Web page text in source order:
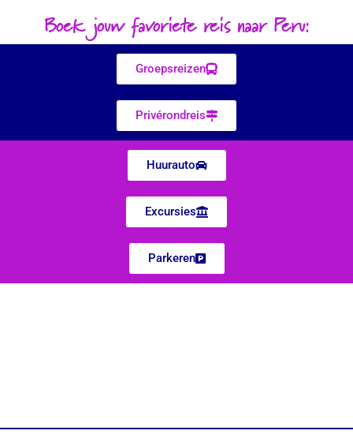
Boek jouw favoriete reis naar Peru:
Groepsreizen
Privérondreis
Huurauto
Excursies
Parkeren